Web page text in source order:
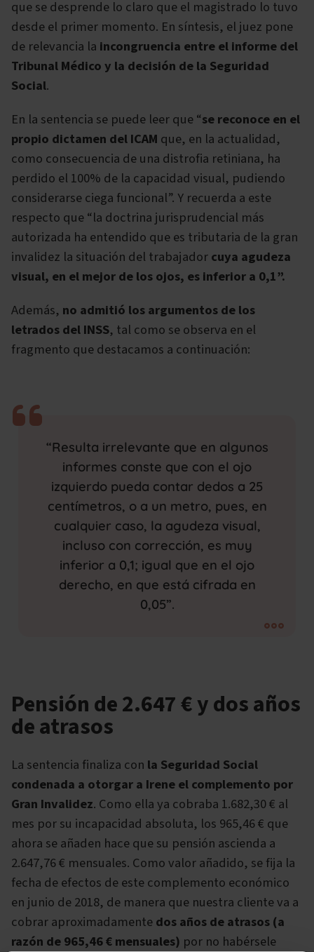
que se desprende lo claro que el magistrado lo tuvo
desde el primer momento. En síntesis, el juez pone
de relevancia la incongruencia entre el informe del
Tribunal Médico y la decisión de la Seguridad
Social.
En la sentencia se puede leer que “se reconoce en el
propio dictamen del ICAM que, en la actualidad,
como consecuencia de una distrofia retiniana, ha
perdido el 100% de la capacidad visual, pudiendo
considerarse ciega funcional”. Y recuerda a este
respecto que “la doctrina jurisprudencial más
autorizada ha entendido que es tributaria de la gran
invalidez la situación del trabajadorcuya agudeza
visual, en el mejor de los ojos, es inferior a 0,1”.
Además, no admitió los argumentos de los
letrados del INSS, tal como se observa en el
fragmento que destacamos a continuación:
“Resulta irrelevante que en algunos
informes conste que con el ojo
izquierdo pueda contar dedos a 25
centímetros, o a un metro, pues, en
cualquier caso, la agudeza visual,
incluso con corrección, es muy
inferior a 0,1; igual que en el ojo
derecho, en que está cifrada en
0,05”.
Pensión de 2.647 € y dos años
de atrasos
La sentencia finaliza con la Seguridad Social
condenada a otorgar a Irene el complemento por
Gran Invalidez. Como ella ya cobraba 1.682,30 € al
mes por su incapacidad absoluta, los 965,46 € que
ahora se añaden hace que su pensión ascienda a
2.647,76 € mensuales. Como valor añadido, se fija la
fecha de efectos de este complemento económico
en junio de 2018, de manera que nuestra cliente va a
cobrar aproximadamentedos años de atrasos (a
razón de 965,46 € mensuales) por no habérsele